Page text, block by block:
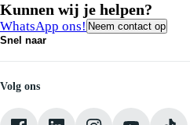
Kunnen wij je helpen?
WhatsApp ons! Neem contact op
Snel naar
Medewerkers
Onze servicebeloften
Pechhulp
Klantbeoordelingen
Volg ons